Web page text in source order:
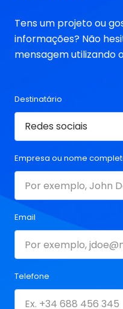
Tens um projeto ou
informações? Não
mensagem utilizando
Destinatário
Empresa ou nome
Email
Telefone